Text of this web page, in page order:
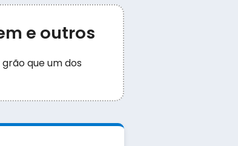
e outros
que um dos